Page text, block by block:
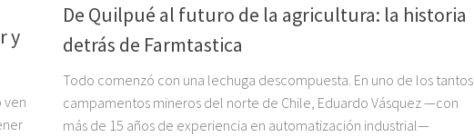
y
ven
De Quilpué al futuro de la agricultura: la historia
detrás de Farmtastica
Todo comenzó con una lechuga descompuesta. En uno de los tantos
campamentos mineros del norte de Chile, Eduardo Vásquez —con
más de 15 años de experiencia en automatización industrial—